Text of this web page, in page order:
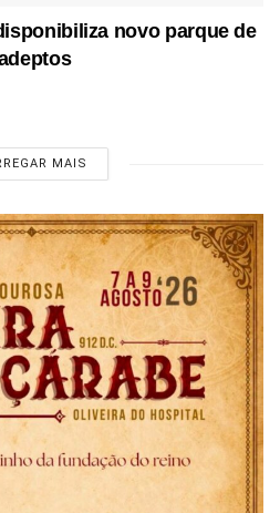
novo parque de
MAIS